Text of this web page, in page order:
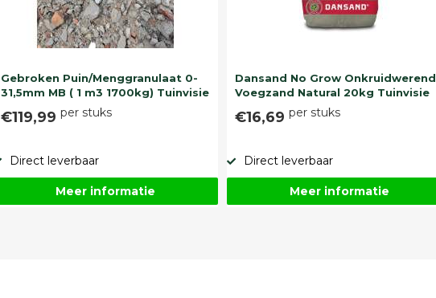
Gebroken Puin/Menggranulaat 0-
31,5mm MB ( 1 m3 1700kg) Tuinvisie
€119,99per stuks
Direct leverbaar
Meer informatie
Dansand No Grow Onkruidwerend
Voegzand Natural 20kg Tuinvisie
€16,69 per stuks
Direct leverbaar
Meer informatie